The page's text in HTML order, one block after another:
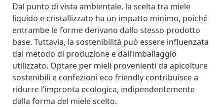
Dal punto di vista ambientale, la scelta tra miele
liquido e cristallizzato ha un impatto minimo, poiché
entrambe le forme derivano dallo stesso prodotto
base. Tuttavia, la sostenibilità può essere influenzata
dal metodo di produzione e dall’imballaggio
utilizzato. Optare per mieli provenienti da apicolture
sostenibili e confezioni eco friendly contribuisce a
ridurre l’impronta ecologica, indipendentemente
dalla forma del miele scelto.